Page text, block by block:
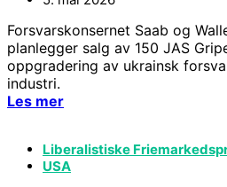
Forsvarskonsernet Saab og
planlegger salg av 150 JAS
oppgradering av ukrainsk
industri.
Les mer
Liberalistiske
USA